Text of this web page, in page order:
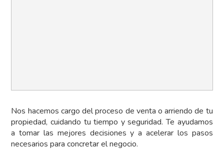
Nos hacemos cargo del proceso de venta o arriendo de tu
propiedad, cuidando tu tiempo y seguridad. Te ayudamos
a tomar las mejores decisiones y a acelerar los pasos
necesarios para concretar el negocio.